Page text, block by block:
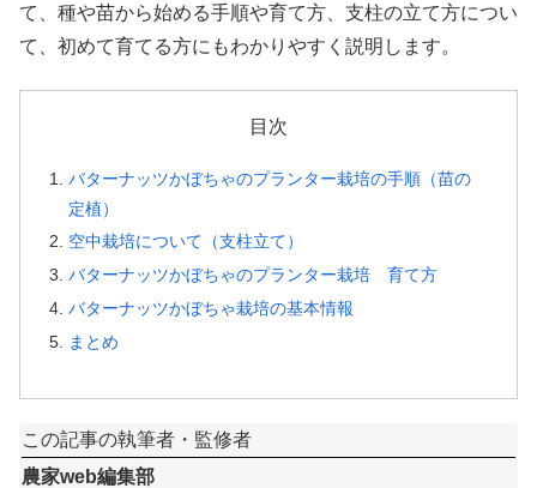
て、種や苗から始める手順や育て方、支柱の立て方につい
て、初めて育てる方にもわかりやすく説明します。
目次
バターナッツかぼちゃのプランター栽培の手順（苗の
定植）
空中栽培について（支柱立て）
バターナッツかぼちゃのプランター栽培 育て方
バターナッツかぼちゃ栽培の基本情報
まとめ
この記事の執筆者・監修者
農家web編集部